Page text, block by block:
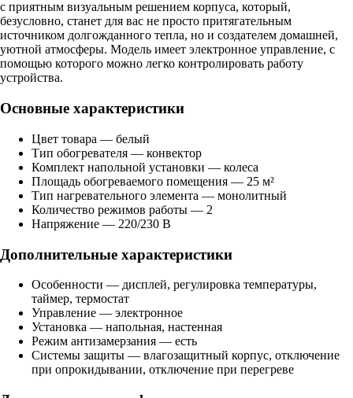
с приятным визуальным решением корпуса, который,
безусловно, станет для вас не просто притягательным
источником долгожданного тепла, но и создателем домашней,
уютной атмосферы. Модель имеет электронное управление, с
помощью которого можно легко контролировать работу
устройства.
Основные характеристики
Цвет товара — белый
Тип обогревателя — конвектор
Комплект напольной установки — колеса
Площадь обогреваемого помещения — 25 м²
Тип нагревательного элемента — монолитный
Количество режимов работы — 2
Напряжение — 220/230 В
Дополнительные характеристики
Особенности — дисплей, регулировка температуры,
таймер, термостат
Управление — электронное
Установка — напольная, настенная
Режим антизамерзания — есть
Системы защиты — влагозащитный корпус, отключение
при опрокидывании, отключение при перегреве